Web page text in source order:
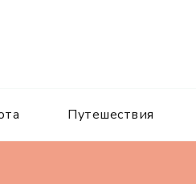
Путешествия